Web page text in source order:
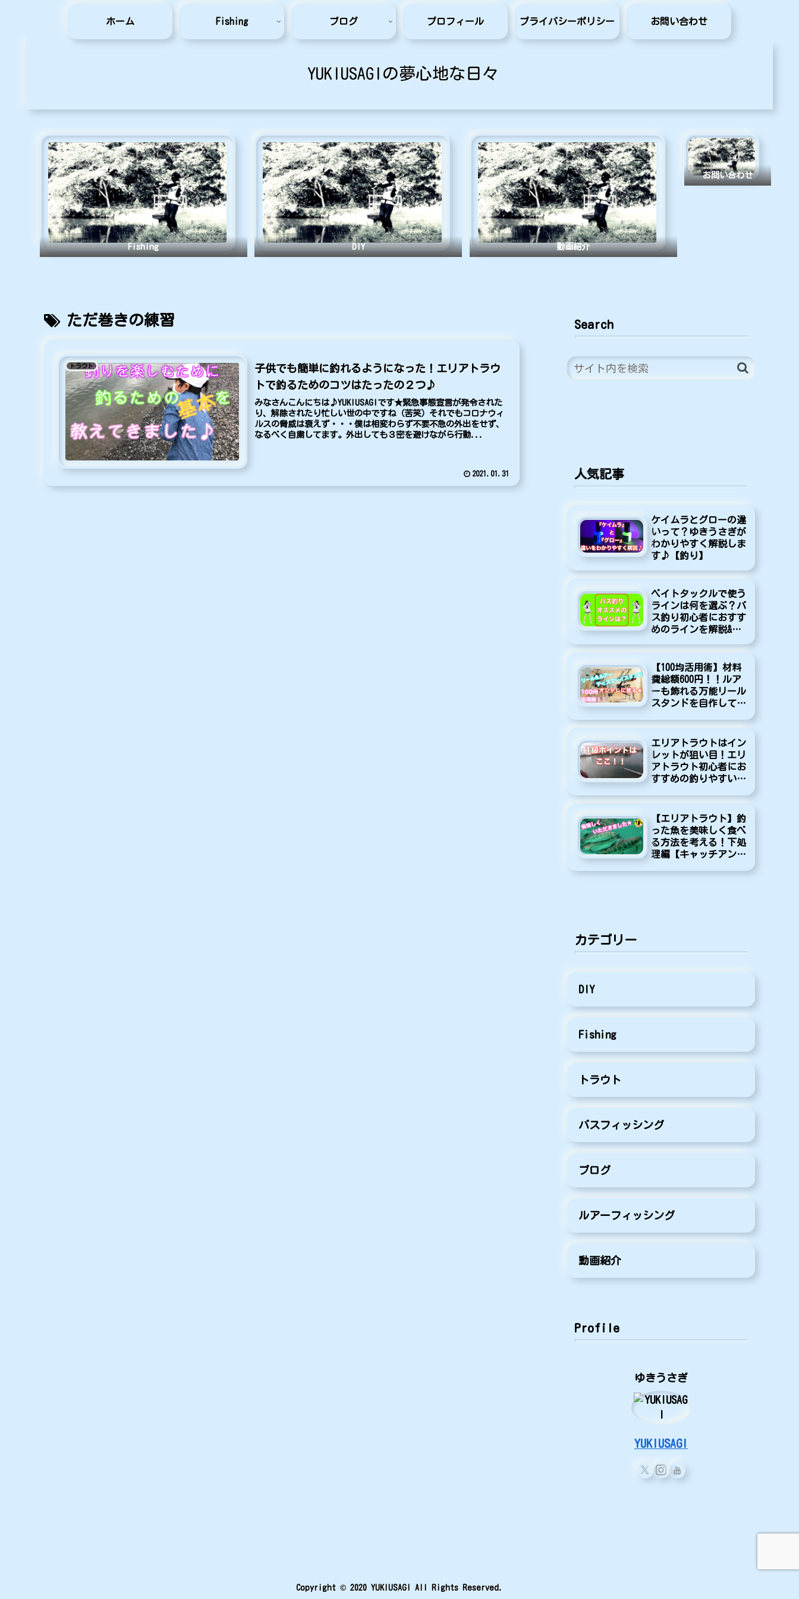
YUKIUSAGIの夢心地な日々
ホーム Fishing ブログ プロフィール プライバシーポリシー お問い合わせ
Fishing DIY 動画紹介
お問い合わせ
ただ巻きの練習
トラウト
子供でも簡単に釣れるようになった！エリアトラウ
トで釣るためのコツはたったの２つ♪
みなさんこんにちは♪YUKIUSAGIです★緊急事態宣言が発令された
り、解除されたり忙しい世の中ですね（苦笑）それでもコロナウィ
ルスの脅威は衰えず・・・僕は相変わらず不要不急の外出をせず、
なるべく自粛してます。外出しても３密を避けながら行動...
2021.01.31
Search
人気記事
ケイムラとグローの違
いって？ゆきうさぎが
わかりやすく解説しま
す♪【釣り】
ベイトタックルで使う
ラインは何を選ぶ？バ
ス釣り初心者におすす
めのラインを解説&紹
【100均活用術】材料
費総額600円！！ルア
ーも飾れる万能リール
スタンドを自作してみ
エリアトラウトはイン
レットが狙い目！エリ
アトラウト初心者にお
すすめの釣りやすいポ
【エリアトラウト】釣
った魚を美味しく食べ
る方法を考える！下処
理編【キャッチアンド
カテゴリー
DIY
Fishing
トラウト
バスフィッシング
ブログ
ルアーフィッシング
動画紹介
Profile
ゆきうさぎ
YUKIUSAGI
Copyright © 2020 YUKIUSAGI All Rights Reserved.